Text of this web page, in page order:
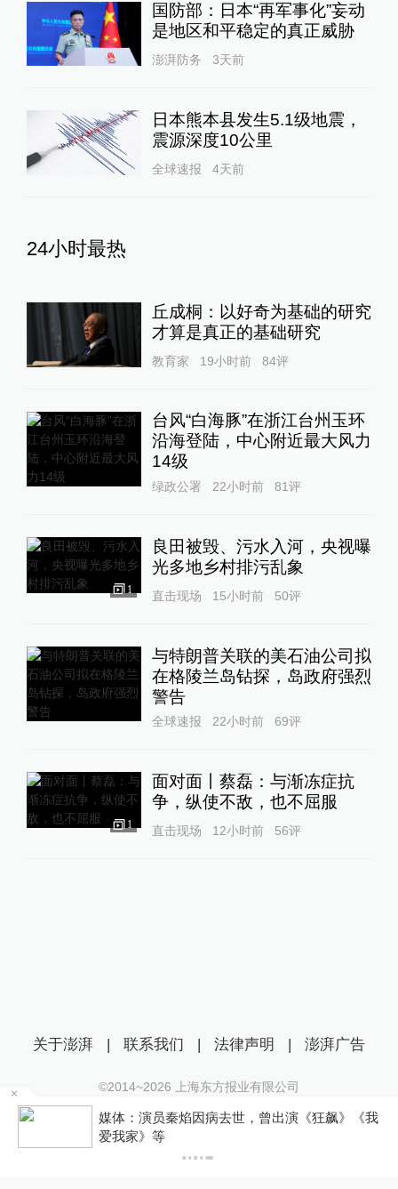
国防部：日本“再军事化”妄动
是地区和平稳定的真正威胁
澎湃防务 3天前
日本熊本县发生5.1级地震，
震源深度10公里
全球速报 4天前
24小时最热
丘成桐：以好奇为基础的研究
才算是真正的基础研究
教育家 19小时前 84评
台风“白海豚”在浙江台州玉环
沿海登陆，中心附近最大风力
14级
绿政公署 22小时前 81评
1
良田被毁、污水入河，央视曝
光多地乡村排污乱象
直击现场 15小时前 50评
与特朗普关联的美石油公司拟
在格陵兰岛钻探，岛政府强烈
警告
全球速报 22小时前 69评
1
面对面丨蔡磊：与渐冻症抗
争，纵使不敌，也不屈服
直击现场 12小时前 56评
媒体：演员秦焰因病去世，曾出演《狂飙》《我
爱我家》等
关于澎湃 | 联系我们 | 法律声明 | 澎湃广告
©2014~2026 上海东方报业有限公司
沪ICP证：沪B2-20170116 | 沪ICP备14003370号
互联网新闻信息服务许可证：31120170006
沪公网安备 31010602000299号